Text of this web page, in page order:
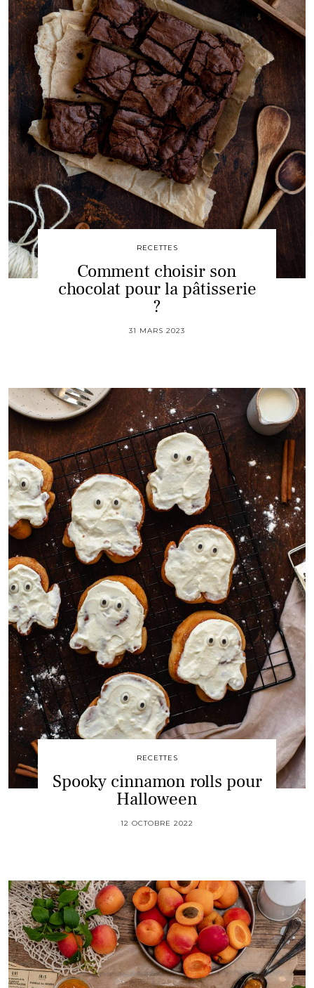
RECETTES
Comment choisir son
chocolat pour la pâtisserie
?
31 MARS 2023
RECETTES
Spooky cinnamon rolls pour
Halloween
12 OCTOBRE 2022